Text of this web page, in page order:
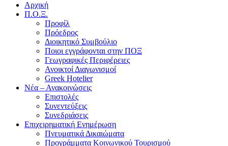
Αρχική
Π.Ο.Ξ.
Προφίλ
Πρόεδρος
Διοικητικό Συμβούλιο
Ποιοι εγγράφονται στην ΠΟΞ
Γεωγραφικές Περιφέρειες
Ανοικτοί Διαγωνισμoί
Greek Hotelier
Νέα – Ανακοινώσεις
Επιστολές
Συνεντεύξεις
Συνεδριάσεις
Επιχειρηματική Ενημέρωση
Πνευματικά Δικαιώματα
Προγράμματα Κοινωνικού Τουρισμού